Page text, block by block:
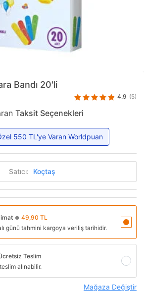
Bandı 20'li
4.9 (5)
Taksit Seçenekleri
550 TL'ye Varan Worldpuan
Satıcı: Koçtaş
● 49,90 TL
günü tahmini kargoya veriliş tarihidir.
Teslim
alınabilir.
Mağaza Değiştir